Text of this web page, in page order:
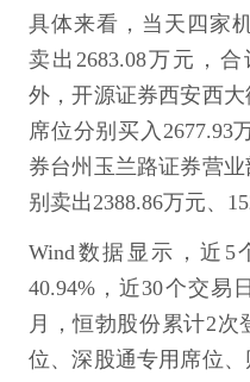
具体来看，当天四家
卖出2683.08万元，
外，开源证券西安西
席位分别买入2677.93
券台州玉兰路证券营
别卖出2388.86万元、
Wind数据显示，近5
40.94%，近30个交易
月，恒勃股份累计2
位、深股通专用席位